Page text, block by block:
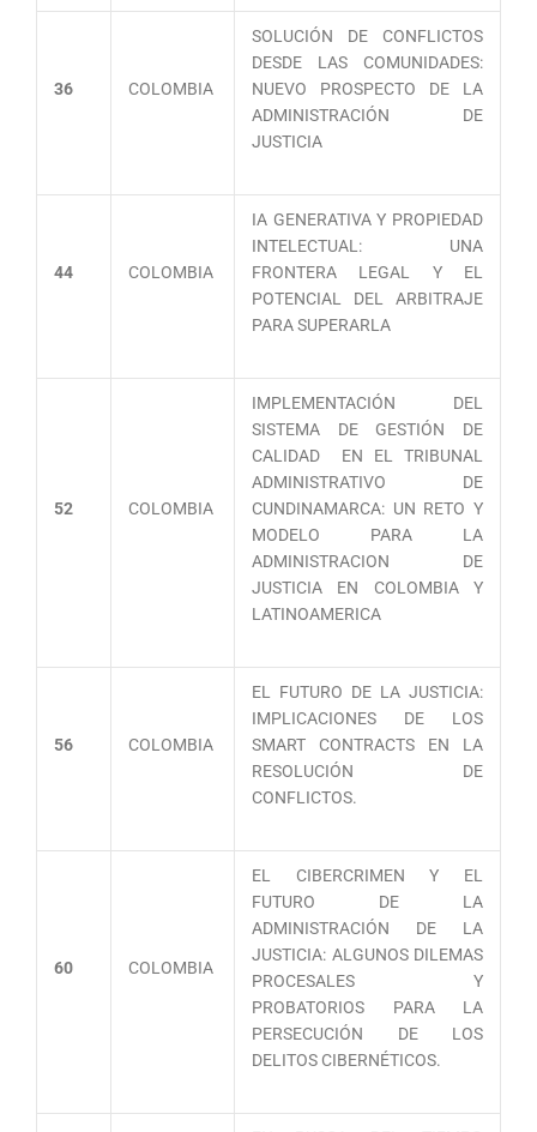
36 COLOMBIA
SOLUCIÓN DE CONFLICTOS
DESDE LAS COMUNIDADES:
NUEVO PROSPECTO DE LA
ADMINISTRACIÓN DE
JUSTICIA
44 COLOMBIA
IA GENERATIVA Y PROPIEDAD
INTELECTUAL: UNA
FRONTERA LEGAL Y EL
POTENCIAL DEL ARBITRAJE
PARA SUPERARLA
52 COLOMBIA
IMPLEMENTACIÓN DEL
SISTEMA DE GESTIÓN DE
CALIDAD EN EL TRIBUNAL
ADMINISTRATIVO DE
CUNDINAMARCA: UN RETO Y
MODELO PARA LA
ADMINISTRACION DE
JUSTICIA EN COLOMBIA Y
LATINOAMERICA
56 COLOMBIA
EL FUTURO DE LA JUSTICIA:
IMPLICACIONES DE LOS
SMART CONTRACTS EN LA
RESOLUCIÓN DE
CONFLICTOS.
60 COLOMBIA
EL CIBERCRIMEN Y EL
FUTURO DE LA
ADMINISTRACIÓN DE LA
JUSTICIA: ALGUNOS DILEMAS
PROCESALES Y
PROBATORIOS PARA LA
PERSECUCIÓN DE LOS
DELITOS CIBERNÉTICOS.